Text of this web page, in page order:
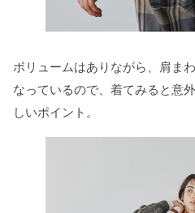
ボリュームはありながら、肩ま
なっているので、着てみると意
しいポイント。